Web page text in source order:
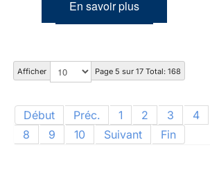
En savoir plus
Afficher Page 5 sur 17 Total: 168
Début Préc. 1 2 3 4
8
9 10 Suivant Fin